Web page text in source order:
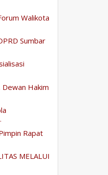
Walikota
Sumbar
Hakim
Rapat
MELALUI